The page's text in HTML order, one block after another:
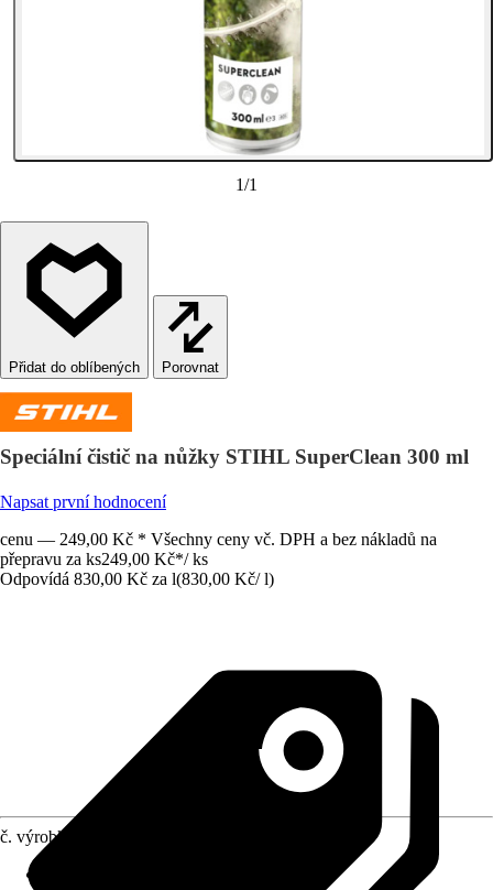
1/1
Porovnat
Speciální čistič na nůžky STIHL SuperClean 300 ml
Napsat první hodnocení
cenu — 249,00 Kč * Všechny ceny vč. DPH a bez nákladů na
přepravu za ks249,00 Kč*/ ks
Odpovídá 830,00 Kč za l(830,00 Kč/ l)
č. výrobku